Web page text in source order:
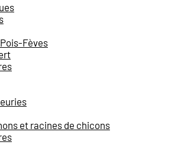
Fèves
et racines de chicons